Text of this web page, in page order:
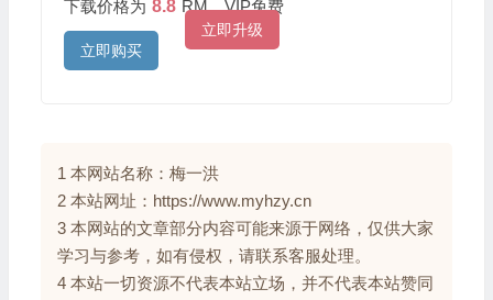
下载价格为 8.8 RM，VIP免费
立即升级
立即购买
1 本网站名称：梅一洪
2 本站网址：https://www.myhzy.cn
3 本网站的文章部分内容可能来源于网络，仅供大家
学习与参考，如有侵权，请联系客服处理。
4 本站一切资源不代表本站立场，并不代表本站赞同